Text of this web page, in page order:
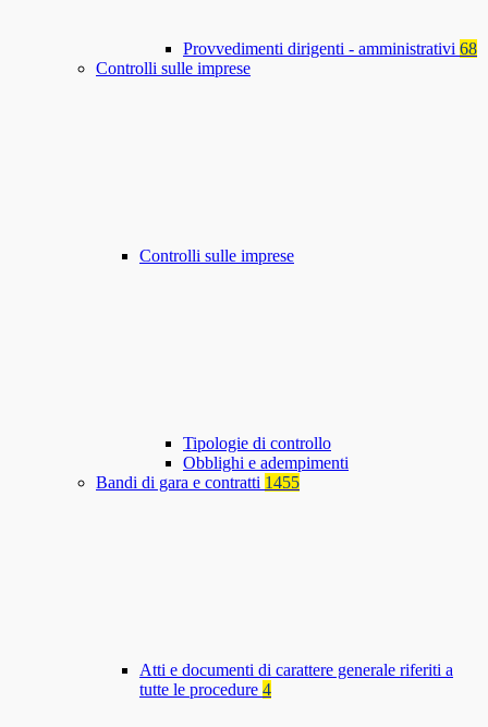
Provvedimenti dirigenti - amministrativi 68
Controlli sulle imprese
Controlli sulle imprese
Tipologie di controllo
Obblighi e adempimenti
Bandi di gara e contratti 1455
Atti e documenti di carattere generale riferiti a
tutte le procedure 4